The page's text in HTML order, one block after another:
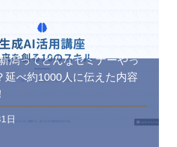
潟ってどんなセミナーやっ
延べ約1000人に伝えた内容
日